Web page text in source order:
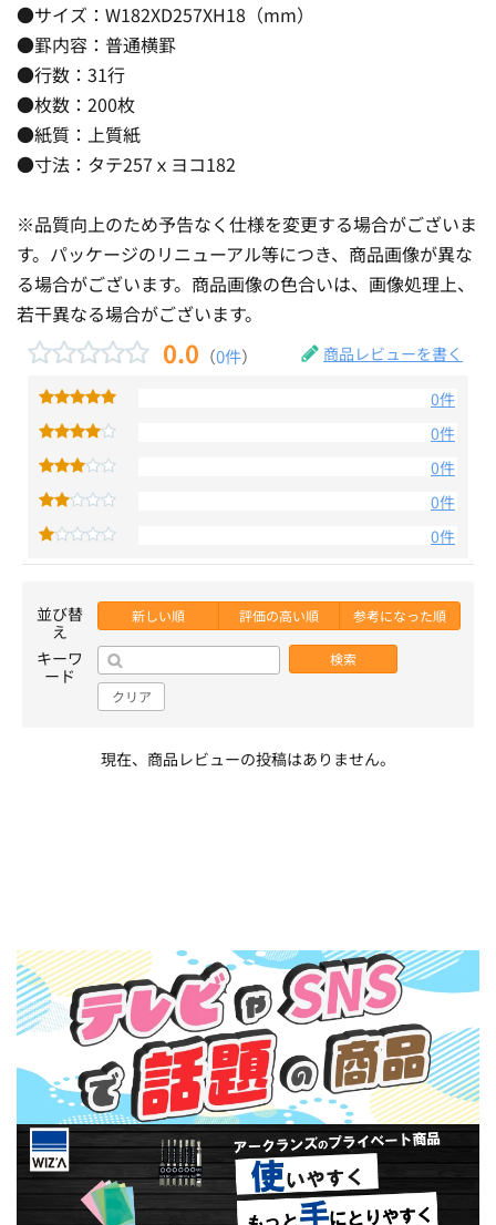
●サイズ：W182XD257XH18（mm）
●罫内容：普通横罫
●行数：31行
●枚数：200枚
●紙質：上質紙
●寸法：タテ257ｘヨコ182
※品質向上のため予告なく仕様を変更する場合がございま
す。パッケージのリニューアル等につき、商品画像が異な
る場合がございます。商品画像の色合いは、画像処理上、
若干異なる場合がございます。
0.0 （0件） 商品レビューを書く
0件
0件
0件
0件
0件
並び替
え
新しい順 評価の高い順 参考になった順
キーワ
ード
検索
クリア
現在、商品レビューの投稿はありません。